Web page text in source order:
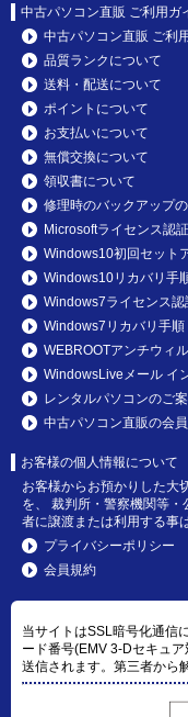
中古パソコン直販 ご利用ガ
中古パソコン直販 ご利
品質ランクについて
送料・配送について
ポイントについて
お支払いについて
無償交換について
領収書について
修理時のバックアップ
Microsoftライセンス認
Windows10初回セット
Windows10リカバリ手
Windows7ライセンス認
Windows7リカバリ手順
WEBROOTアンチウィ
WindowsLiveメール イ
レンタルパソコンのご
中古パソコン直販の会
お客様の個人情報について
お客様からお預かりした大
を、 裁判所・警察機関等
者に譲渡または利用する事
プライバシーポリシー
会員規約
当サイトはSSL暗号化通信
ード番号(EMV 3-Dセキュ
送信されます。第三者から